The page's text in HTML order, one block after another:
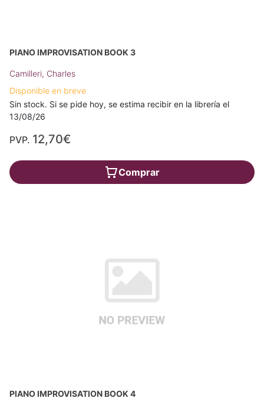
PIANO IMPROVISATION BOOK 3
Camilleri, Charles
Disponible en breve
Sin stock. Si se pide hoy, se estima recibir en la librería el
13/08/26
PVP. 12,70€
Comprar
PIANO IMPROVISATION BOOK 4